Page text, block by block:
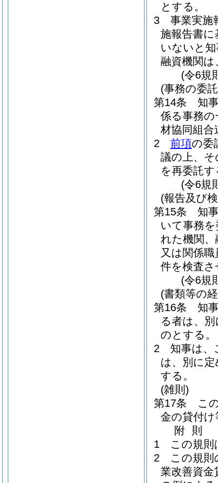
とする。
3
事業実施
施報告書
いないと
融資機関
(令6規
(事務の委
第14条
知
係る事務の
材協同組
2
前項の委
議の上、
を再委託
(令6規
(報告及び
第15条
知
いて事務
れた機関
又は関係
件を検査
(令6規
(書類等の
第16条
知
る者は、
のとする。
2
知事は、
は、別に
する。
(雑則)
第17条
こ
金の貸付
附 則
1
この規則
2
この規則
業改善資